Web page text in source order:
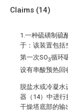
Claims (14)
1.一种硫磺制硫
于：该装置包括
第一次SO3循环
设有串酸预热回
脱盐水或冷凝
器（14）中进
干燥塔底部的输